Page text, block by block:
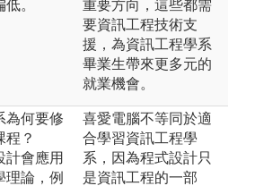
。
重要方向，這些都需
要資訊工程技術支
援，為資訊工程學系
畢業生帶來更多元的
就業機會。
為何要修
程？
計會應用
理論，例
喜愛電腦不等同於適
合學習資訊工程學
系，因為程式設計只
是資訊工程的一部